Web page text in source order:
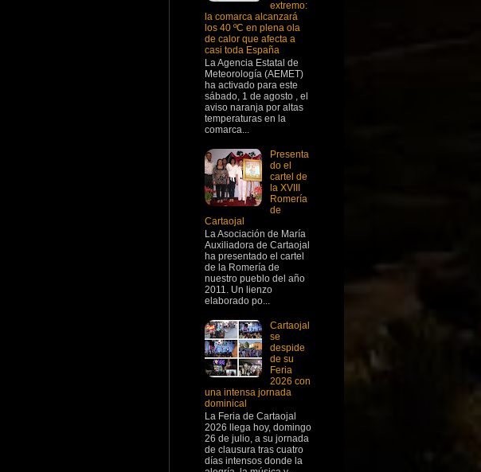
extremo:
la comarca alcanzará
los 40 ºC en plena ola
de calor que afecta a
casi toda España
La Agencia Estatal de
Meteorología (AEMET)
ha activado para este
sábado, 1 de agosto , el
aviso naranja por altas
temperaturas en la
comarca...
Presenta
do el
cartel de
la XVIII
Romería
de
Cartaojal
La Asociación de María
Auxiliadora de Cartaojal
ha presentado el cartel
de la Romería de
nuestro pueblo del año
2011. Un lienzo
elaborado po...
Cartaojal
se
despide
de su
Feria
2026 con
una intensa jornada
dominical
La Feria de Cartaojal
2026 llega hoy, domingo
26 de julio, a su jornada
de clausura tras cuatro
días intensos donde la